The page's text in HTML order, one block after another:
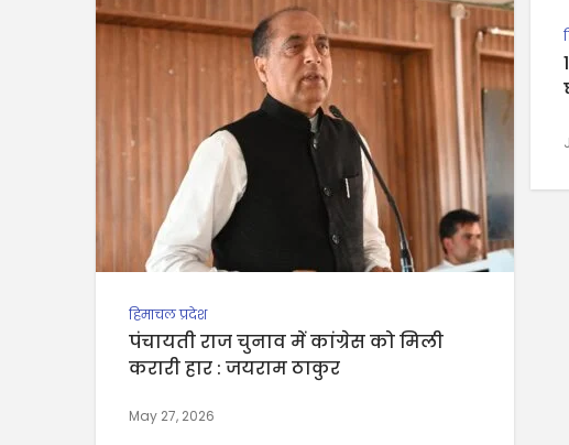
हिमाचल प्रदेश
पंचायती राज चुनाव में कांग्रेस को मिली
करारी हार : जयराम ठाकुर
May 27, 2026